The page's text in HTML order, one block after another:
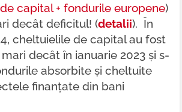
capital + fondurile europene)
decât deficitul! (detalii). În
cheltuielile de capital au fost
decât în ianuarie 2023 și s-
absorbite și cheltuite
finanțate din bani